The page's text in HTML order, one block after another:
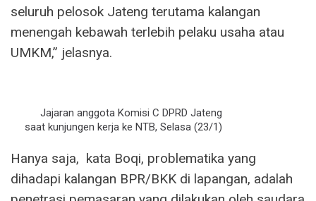
seluruh pelosok Jateng terutama kalangan
menengah kebawah terlebih pelaku usaha atau
UMKM,” jelasnya.
Jajaran anggota Komisi C DPRD Jateng
saat kunjungen kerja ke NTB, Selasa (23/1)
Hanya saja, kata Boqi, problematika yang
dihadapi kalangan BPR/BKK di lapangan, adalah